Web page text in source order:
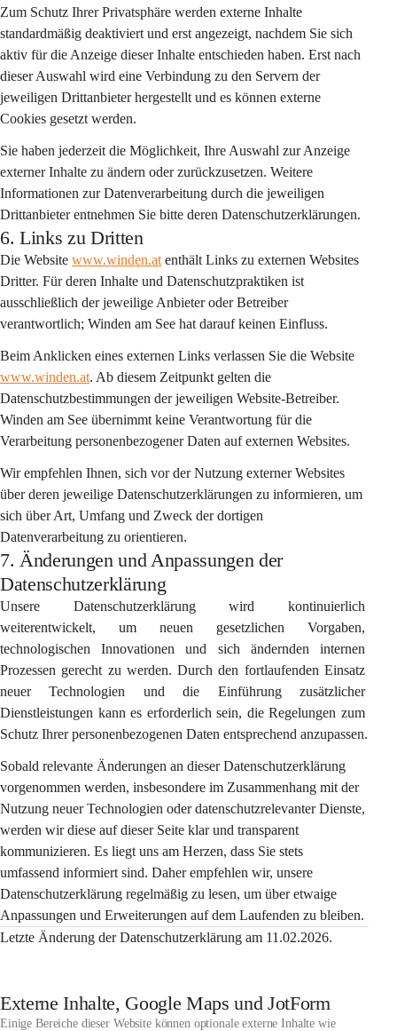
Zum Schutz Ihrer Privatsphäre werden externe Inhalte
standardmäßig deaktiviert und erst angezeigt, nachdem Sie sich
aktiv für die Anzeige dieser Inhalte entschieden haben. Erst nach
dieser Auswahl wird eine Verbindung zu den Servern der
jeweiligen Drittanbieter hergestellt und es können externe
Cookies gesetzt werden.
Sie haben jederzeit die Möglichkeit, Ihre Auswahl zur Anzeige
externer Inhalte zu ändern oder zurückzusetzen. Weitere
Informationen zur Datenverarbeitung durch die jeweiligen
Drittanbieter entnehmen Sie bitte deren Datenschutzerklärungen.
6. Links zu Dritten
Die Website www.winden.at enthält Links zu externen Websites
Dritter. Für deren Inhalte und Datenschutzpraktiken ist
ausschließlich der jeweilige Anbieter oder Betreiber
verantwortlich; Winden am See hat darauf keinen Einfluss.
Beim Anklicken eines externen Links verlassen Sie die Website
www.winden.at. Ab diesem Zeitpunkt gelten die
Datenschutzbestimmungen der jeweiligen Website-Betreiber.
Winden am See übernimmt keine Verantwortung für die
Verarbeitung personenbezogener Daten auf externen Websites.
Wir empfehlen Ihnen, sich vor der Nutzung externer Websites
über deren jeweilige Datenschutzerklärungen zu informieren, um
sich über Art, Umfang und Zweck der dortigen
Datenverarbeitung zu orientieren.
7. Änderungen und Anpassungen der
Datenschutzerklärung
Unsere Datenschutzerklärung wird kontinuierlich
weiterentwickelt, um neuen gesetzlichen Vorgaben,
technologischen Innovationen und sich ändernden internen
Prozessen gerecht zu werden. Durch den fortlaufenden Einsatz
neuer Technologien und die Einführung zusätzlicher
Dienstleistungen kann es erforderlich sein, die Regelungen zum
Schutz Ihrer personenbezogenen Daten entsprechend anzupassen.
Sobald relevante Änderungen an dieser Datenschutzerklärung
vorgenommen werden, insbesondere im Zusammenhang mit der
Nutzung neuer Technologien oder datenschutzrelevanter Dienste,
werden wir diese auf dieser Seite klar und transparent
kommunizieren. Es liegt uns am Herzen, dass Sie stets
umfassend informiert sind. Daher empfehlen wir, unsere
Datenschutzerklärung regelmäßig zu lesen, um über etwaige
Anpassungen und Erweiterungen auf dem Laufenden zu bleiben.
Letzte Änderung der Datenschutzerklärung am 11.02.2026.
Externe Inhalte, Google Maps und JotForm
Einige Bereiche dieser Website können optionale externe Inhalte wie